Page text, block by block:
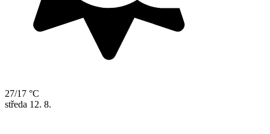
27/17 °C
středa 12. 8.